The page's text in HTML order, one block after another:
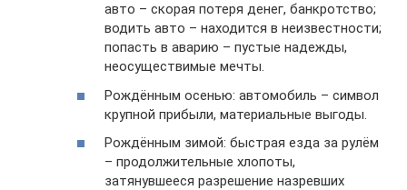
авто – скорая потеря денег, банкротство;
водить авто – находится в неизвестности;
попасть в аварию – пустые надежды,
неосуществимые мечты.
Рождённым осенью: автомобиль – символ
крупной прибыли, материальные выгоды.
Рождённым зимой: быстрая езда за рулём
– продолжительные хлопоты,
затянувшееся разрешение назревших